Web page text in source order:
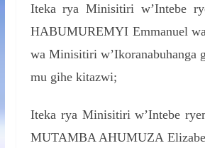
Iteka rya Minisitiri w’Intebe
HABUMUREMYI Emmanuel
wa Minisitiri w’Ikoranabuhanga
mu gihe kitazwi;
Iteka rya Minisitiri w’Intebe
MUTAMBA AHUMUZA